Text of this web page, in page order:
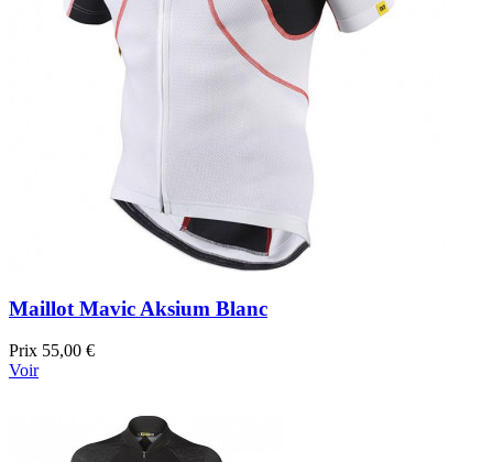
Maillot Mavic Aksium Blanc
Prix 55,00 €
Voir